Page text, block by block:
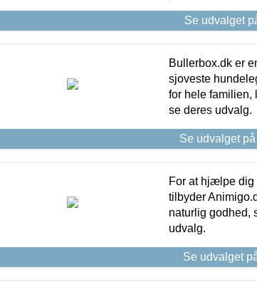
Se udvalget
Bullerbox.dk er
sjoveste
for hele familien,
se deres udvalg.
Se udvalget
For at hjælpe dig
tilbyder
naturlig godhed,
udvalg.
Se udvalget